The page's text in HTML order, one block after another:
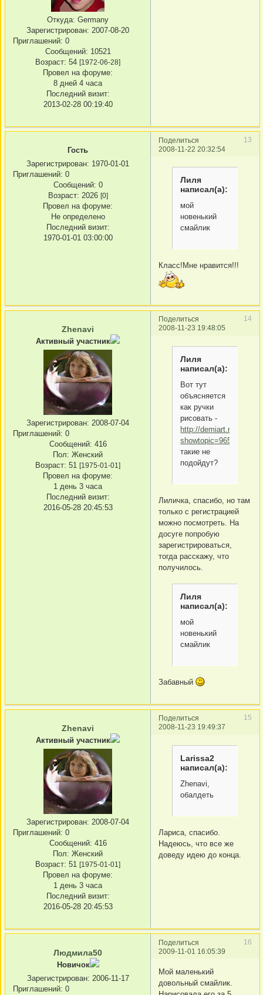
Откуда: Germany
Зарегистрирован: 2007-08-20
Приглашений: 0
Сообщений: 10521
Возраст: 54 [1972-06-28]
Провел на форуме:
8 дней 4 часа
Последний визит:
2013-02-28 00:19:40
Поделиться
13
2008-11-22 20:32:54
Гость
Зарегистрирован: 1970-01-01
Приглашений: 0
Сообщений: 0
Возраст: 2026 [0]
Провел на форуме:
Не определено
Последний визит:
1970-01-01 03:00:00
Лиля
написал(а):
мой
новенький
смайлик
Класс!Мне нравится!!!
Поделиться
14
2008-11-23 19:48:05
Zhenavi
Активный участник
Зарегистрирован: 2008-07-04
Приглашений: 0
Сообщений: 416
Пол: Женский
Возраст: 51 [1975-01-01]
Провел на форуме:
1 день 3 часа
Последний визит:
2016-05-28 20:45:53
Лиля
написал(а):
Вот тут
объясняется
как ручки
рисовать -
http://demiart.ru/forum/
showtopic=9654
такие не
подойдут?
Лиличка, спасибо, но там
только с регистрацией
можно посмотреть. На
досуге попробую
зарегистрироваться,
тогда расскажу, что
получилось.
Лиля
написал(а):
мой
новенький
смайлик
Забавный
Поделиться
15
2008-11-23 19:49:37
Zhenavi
Активный участник
Зарегистрирован: 2008-07-04
Приглашений: 0
Сообщений: 416
Пол: Женский
Возраст: 51 [1975-01-01]
Провел на форуме:
1 день 3 часа
Последний визит:
2016-05-28 20:45:53
Larissa2
написал(а):
Zhenavi,
обалдеть
Лариса, спасибо.
Надеюсь, что все же
доведу идею до конца.
Поделиться
16
2009-11-01 16:05:39
Людмила50
Новичок
Зарегистрирован: 2006-11-17
Приглашений: 0
Мой маленький
довольный смайлик.